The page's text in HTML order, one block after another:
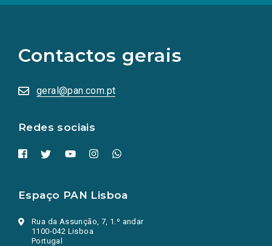
Contactos gerais
geral@pan.com.pt
Redes sociais
redes
sociais
numa
nova
Espaço PAN Lisboa
Rua da Assunção, 7, 1.º andar
1100-042 Lisboa
Portugal